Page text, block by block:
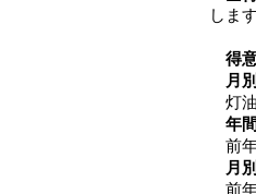
しま
得
月
灯
年
前
月
前